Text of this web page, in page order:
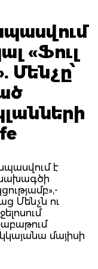
«Ֆուլ
Մենչը՝
է
նախագծի
Մենչն ու
մայիսի